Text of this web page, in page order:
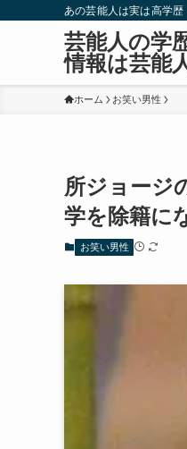
あの芸能人は実は高学
芸能人の学
情報は芸能
ホーム お笑い男性
所ジョージ
学を除籍に
お笑い男性